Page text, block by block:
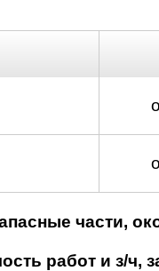
части,
работ и з/ч,